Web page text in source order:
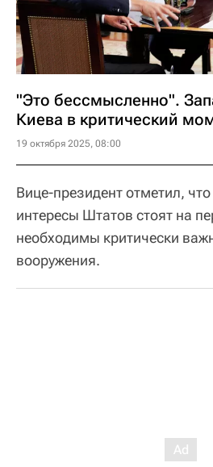
"Это бессмысленно".
Киева в критический
19 октября 2025, 08:00
Вице-президент отметил,
интересы Штатов стоят на
необходимы критически
вооружения.